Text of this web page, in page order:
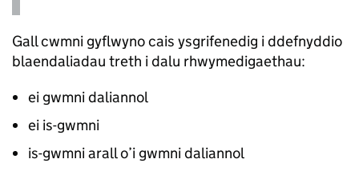
Gall cwmni gyflwyno cais ysgrifenedig i ddefnyddio
blaendaliadau treth i dalu rhwymedigaethau:
ei gwmni daliannol
ei is-gwmni
is-gwmni arall o’i gwmni daliannol